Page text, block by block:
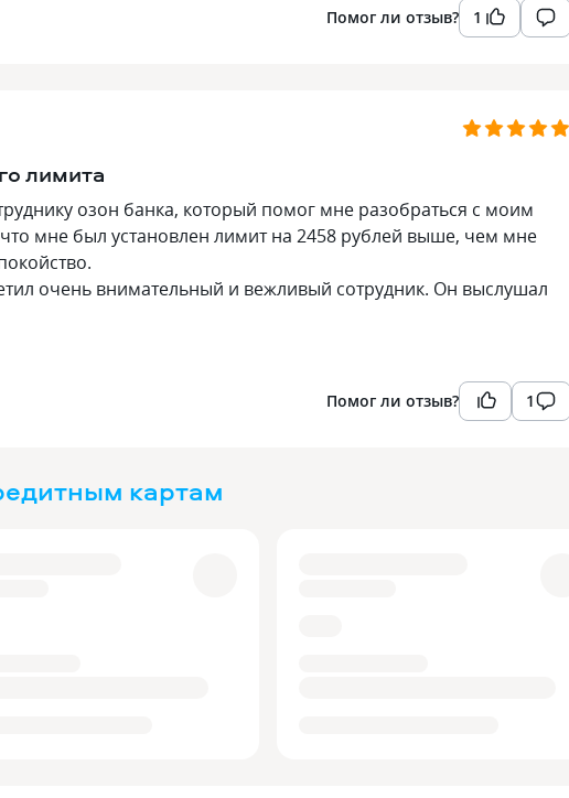
Помог ли отзыв? 1
лимита
озон банка, который помог мне разобраться с моим
мне был установлен лимит на 2458 рублей выше, чем мне
очень внимательный и вежливый сотрудник. Он выслушал
Помог ли отзыв? 1
картам